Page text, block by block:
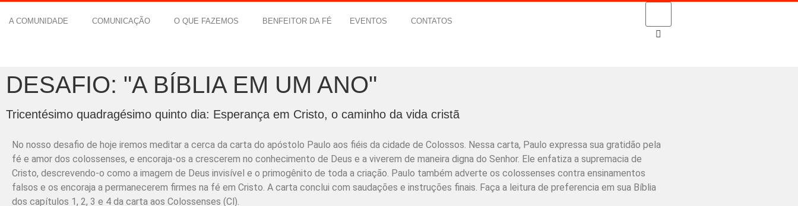
A COMUNIDADE COMUNICAÇÃO O QUE FAZEMOS BENFEITOR DA FÉ EVENTOS CONTATOS
DESAFIO: "A BÍBLIA EM UM ANO"
Tricentésimo quadragésimo quinto dia: Esperança em Cristo, o caminho da vida cristã
No nosso desafio de hoje iremos meditar a cerca da carta do apóstolo Paulo aos fiéis da cidade de Colossos. Nessa carta, Paulo expressa sua gratidão pela
fé e amor dos colossenses, e encoraja-os a crescerem no conhecimento de Deus e a viverem de maneira digna do Senhor. Ele enfatiza a supremacia de
Cristo, descrevendo-o como a imagem de Deus invisível e o primogênito de toda a criação. Paulo também adverte os colossenses contra ensinamentos
falsos e os encoraja a permanecerem firmes na fé em Cristo. A carta conclui com saudações e instruções finais. Faça a leitura de preferencia em sua Bíblia
dos capítulos 1, 2, 3 e 4 da carta aos Colossenses (Cl).